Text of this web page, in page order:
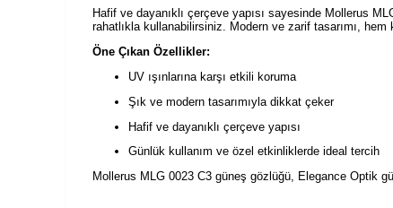
Hafif ve dayanıklı çerçeve yapısı sayesinde Mollerus
rahatlıkla kullanabilirsiniz. Modern ve zarif tasarımı,
Öne Çıkan Özellikler:
UV ışınlarına karşı etkili koruma
Şık ve modern tasarımıyla dikkat çeker
Hafif ve dayanıklı çerçeve yapısı
Günlük kullanım ve özel etkinliklerde ideal tercih
Mollerus MLG 0023 C3 güneş gözlüğü, Elegance Optik